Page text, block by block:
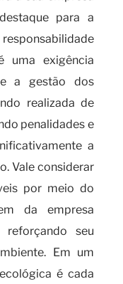
para a
uma exigência
a gestão dos
realizada de
penalidades e
a
Vale considerar
por meio do
da empresa
reforçando seu
Em um
é cada